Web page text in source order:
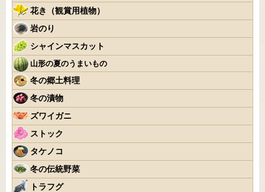
花き（観賞用植物）
岩のり
シャインマスカット
山形の夏のうまいもの
冬の郷土料理
冬の漬物
ズワイガニ
ストック
タケノコ
冬の伝統野菜
トラフグ